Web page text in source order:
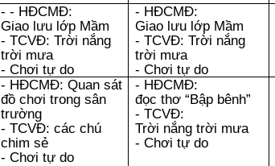
- - HĐCMĐ:
Giao lưu lớp Mầm
- TCVĐ: Trời nắng
trời mưa
- Chơi tự do
- HĐCMĐ:
Giao lưu lớp Mầm
- TCVĐ: Trời nắng
trời mưa
- Chơi tự do
- HĐCMĐ: Quan sát
đồ chơi trong sân
trường
- TCVĐ: các chú
chim sẻ
- Chơi tự do
- HĐCMĐ:
đọc thơ “Bập bênh”
- TCVĐ:
Trời nắng trời mưa
- Chơi tự do